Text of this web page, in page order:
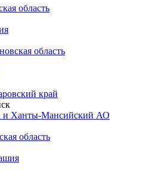
область
область
край
и Ханты-Мансийский АО
область